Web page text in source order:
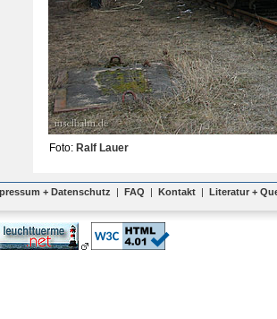
Foto: Ralf Lauer
+ Datenschutz | FAQ | Kontakt | Literatur +